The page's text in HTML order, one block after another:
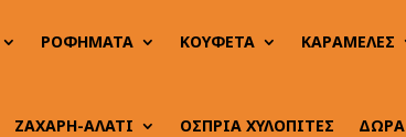
ΡΟΦΗΜΑΤΑ ΚΟΥΦΕΤΑ ΚΑΡΑΜΕΛΕΣ
ΖΑΧΑΡΗ-ΑΛΑΤΙ ΟΣΠΡΙΑ ΧΥΛΟΠΙΤΕΣ ΔΩΡΑ